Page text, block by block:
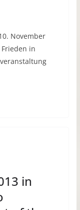
November
in
in